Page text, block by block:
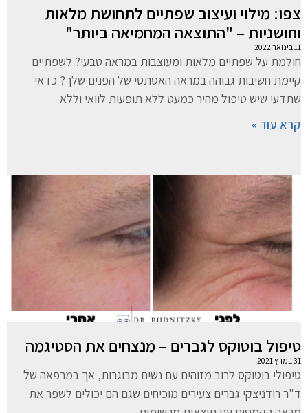
צפו: מילוי ועיצוב שפתיים לתחושת מלאות
וחושניות – "התוצאה המחמיאה ביותר"
11 בינואר 2022
חולמת על שפתיים מלאות ומעוצבות במראה טבעי? לשפתיים
קיימת חשיבות גבוהה במראה האסתטי של הפנים שלך? כדאי
שתדעי שיש טיפול מהיר כמעט ללא תופעות לוואי וללא
קרא עוד »
טיפול בוטוקס לגברים – מנצחים את הסטיגמה
31 במרץ 2021
טיפולי בוטוקס לרוב מזוהים עם נשים מבוגרות, אך במרפאה של
ד"ר רודניצקי גברים צעירים מוכיחים שגם הם יכולים לשפר את